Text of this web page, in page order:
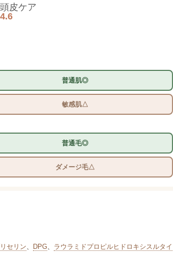
頭皮ケア
4.6
普通肌◎
敏感肌△
普通毛◎
ダメージ毛△
セリン、 DPG、 ラウラミドプロピルヒドロキシスルタイ